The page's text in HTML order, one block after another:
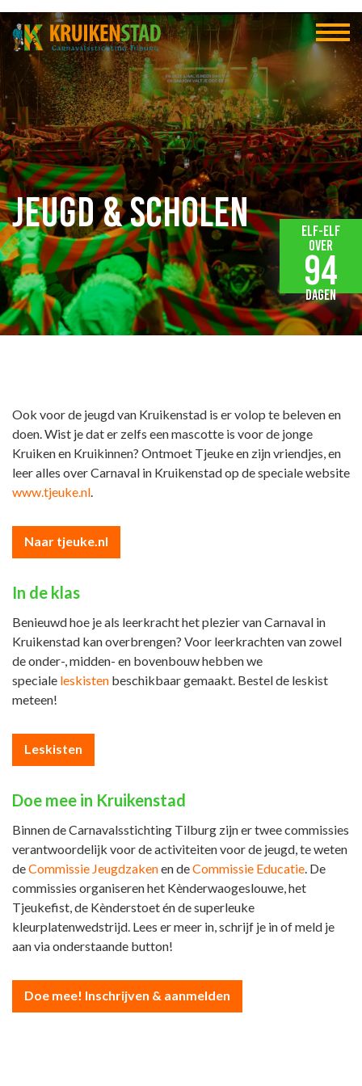
Jeugd & scholen
Ook voor de jeugd van Kruikenstad is er volop te beleven en
doen. Wist je dat er zelfs een mascotte is voor de jonge
Kruiken en Kruikinnen? Ontmoet Tjeuke en zijn vriendjes, en
leer alles over Carnaval in Kruikenstad op de speciale website
www.tjeuke.nl.
Naar tjeuke.nl
In de klas
Benieuwd hoe je als leerkracht het plezier van Carnaval in
Kruikenstad kan overbrengen? Voor leerkrachten van zowel
de onder-, midden- en bovenbouw hebben we
speciale leskisten beschikbaar gemaakt. Bestel de leskist
meteen!
Leskisten
Doe mee in Kruikenstad
Binnen de Carnavalsstichting Tilburg zijn er twee commissies
verantwoordelijk voor de activiteiten voor de jeugd, te weten
deCommissie Jeugdzakenen deCommissie Educatie. De
commissies organiseren het Kènderwaogeslouwe, het
Tjeukefist, de Kènderstoet én de superleuke
kleurplatenwedstrijd. Lees er meer in, schrijf je in of meld je
aan via onderstaande button!
Doe mee! Inschrijven & aanmelden
Elf-elf
over
94
dagen